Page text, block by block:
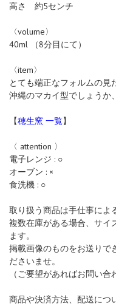
高さ 約5センチ
〈volume〉
40ml （8分目にて）
〈item〉
とても端正なフォルムの見
沖縄のマカイ型でしょうか
【穂生窯 一覧】
〈 attention 〉
電子レンジ : ○
オーブン : ×
食洗機 : ○
取り扱う商品は手仕事によ
複数在庫がある場合、サイ
ます。
掲載画像のものをお送りで
ださいませ。
（ご要望があればお問い合
商品や決済方法、配送につ